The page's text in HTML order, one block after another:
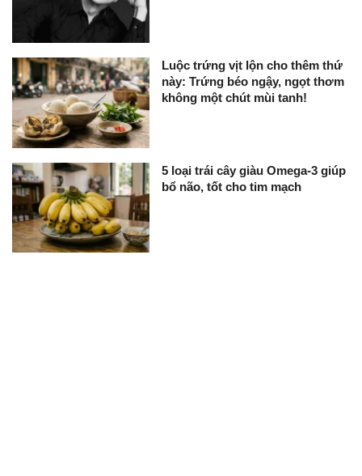
Luộc trứng vịt lộn cho thêm thứ
này: Trứng béo ngậy, ngọt thơm
không một chút mùi tanh!
5 loại trái cây giàu Omega-3 giúp
bổ não, tốt cho tim mạch